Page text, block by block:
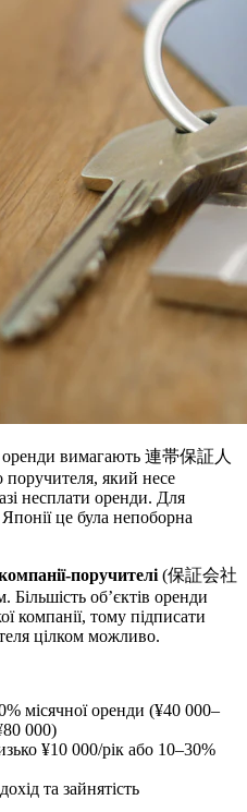
оренди вимагають 連帯保証人
який несе
несплати оренди. Для
Японії це була непоборна
поручителі(保証会社
Більшість об’єктів оренди
компанії, тому підписати
цілком можливо.
місячної оренди (¥40 000–
000)
¥10 000/рік або 10–30%
та зайнятість